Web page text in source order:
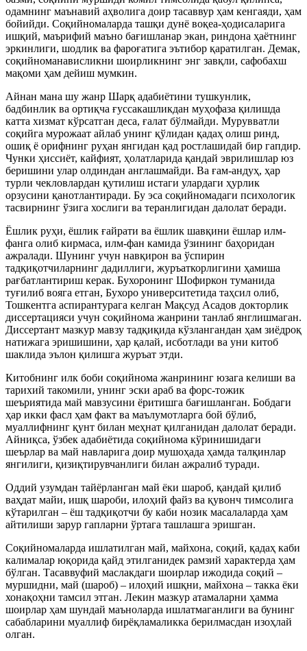
одамнинг маънавий аҳволига доир тасаввур ҳам кенгаяди, ҳам
бойийди. Соқийномаларда ташқи дунё воқеа-ҳодисаларига
ишқий, маърифий маъно бағишланар экан, риндона ҳаётнинг
эркинлиги, шодлик ва фароғатига эътибор қаратилган. Демак,
соқийноманависликни шоирликнинг энг завқли, сафобахш
мақоми ҳам дейиш мумкин.
Айнан мана шу жанр Шарқ адабиётини тушкунлик,
бадбинлик ва ортиқча ғуссакашликдан муҳофаза қилишда
катта хизмат кўрсатган деса, ғалат бўлмайди. Мурувватли
соқийга мурожаат айлаб унинг қўлидан қадаҳ олиш ринд,
ошиқ ё орифнинг руҳан янгидан қад ростлашидай бир гапдир.
Чунки ҳиссиёт, кайфият, ҳолатларида қандай эврилишлар юз
беришини улар олдиндан англашмайди. Ва ғам-андуҳ, ҳар
турли чекловлардан қутилиш истаги улардаги ҳурлик
орзусини қанотлантиради. Бу эса соқийномадаги психологик
тасвирнинг ўзига хослиги ва теранлигидан далолат беради.
Ёшлик руҳи, ёшлик ғайрати ва ёшлик шавқини ёшлар илм-
фанга олиб кирмаса, илм-фан камида ўзининг баҳоридан
ажралади. Шунинг учун навқирон ва ўспирин
тадқиқотчиларнинг дадиллиги, журъаткорлигини ҳамиша
рағбатлантириш керак. Бухоронинг Шофиркон туманида
туғилиб вояга етган, Бухоро университетида таҳсил олиб,
Тошкентга аспирантурага келган Мақсуд Асадов докторлик
диссертацияси учун соқийнома жанрини танлаб янглишмаган.
Диссертант мазкур мавзу тадқиқида кўзлангандан ҳам зиёдроқ
натижага эришишини, ҳар қалай, исботлади ва уни китоб
шаклида эълон қилишга журъат этди.
Китобнинг илк боби соқийнома жанрининг юзага келиши ва
тарихий такомили, унинг эски араб ва форс-тожик
шеъриятида май мавзусини ёритишга бағишланган. Бобдаги
ҳар икки фасл ҳам факт ва маълумотларга бой бўлиб,
муаллифнинг қунт билан меҳнат қилганидан далолат беради.
Айниқса, ўзбек адабиётида соқийнома кўринишидаги
шеърлар ва май навларига доир мушоҳада ҳамда талқинлар
янгилиги, қизиқтирувчанлиги билан ажралиб туради.
Оддий узумдан тайёрланган май ёки шароб, қандай қилиб
ваҳдат майи, ишқ шароби, илоҳий файз ва қувонч тимсолига
кўтарилган – ёш тадқиқотчи бу каби нозик масалаларда ҳам
айтилиши зарур гапларни ўртага ташлашга эришган.
Соқийномаларда ишлатилган май, майхона, соқий, қадаҳ каби
калималар юқорида қайд этилганидек рамзий характерда ҳам
бўлган. Тасаввуфий маслакдаги шоирлар ижодида соқий –
муршидни, май (шароб) – илоҳий ишқни, майхона – такка ёки
хонақоҳни тамсил этган. Лекин мазкур атамаларни ҳамма
шоирлар ҳам шундай маъноларда ишлатмаганлиги ва бунинг
сабабларини муаллиф бирёқламаликка берилмасдан изоҳлай
олган.